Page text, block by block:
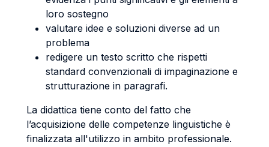
loro sostegno
valutare idee e soluzioni diverse ad un
problema
redigere un testo scritto che rispetti
standard convenzionali di impaginazione e
strutturazione in paragrafi.
La didattica tiene conto del fatto che
l’acquisizione delle competenze linguistiche è
finalizzata all'utilizzo in ambito professionale.